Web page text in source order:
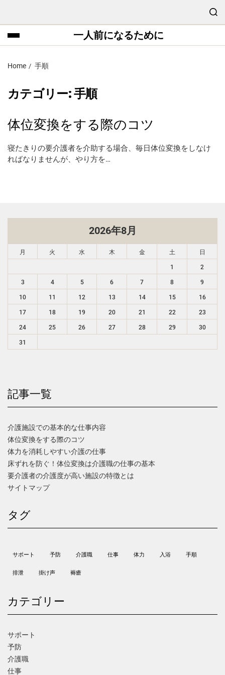
一人前になるために
Home 手順
カテゴリー:手順
体位変換をする際のコツ
寝たきりの要介護者を介助する場合、毎日体位変換をしなけ
ればなりませんが、やり方を…
2026年8月
月 火 水 木 金 土 日
1 2
3 4 5 6 7 8 9
10 11 12 13 14 15 16
17 18 19 20 21 22 23
24 25 26 27 28 29 30
31
記事一覧
介護施設での基本的な仕事内容
体位変換をする際のコツ
体力を消耗しやすい介護の仕事
床ずれを防ぐ！体位変換は介護職の仕事の基本
要介護者の介護度が高い施設の特徴とは
サイトマップ
タグ
サポート 予防 介護職 仕事 体力 入浴 手順
排泄 掛け声 褥瘡
カテゴリー
サポート
予防
介護職
仕事